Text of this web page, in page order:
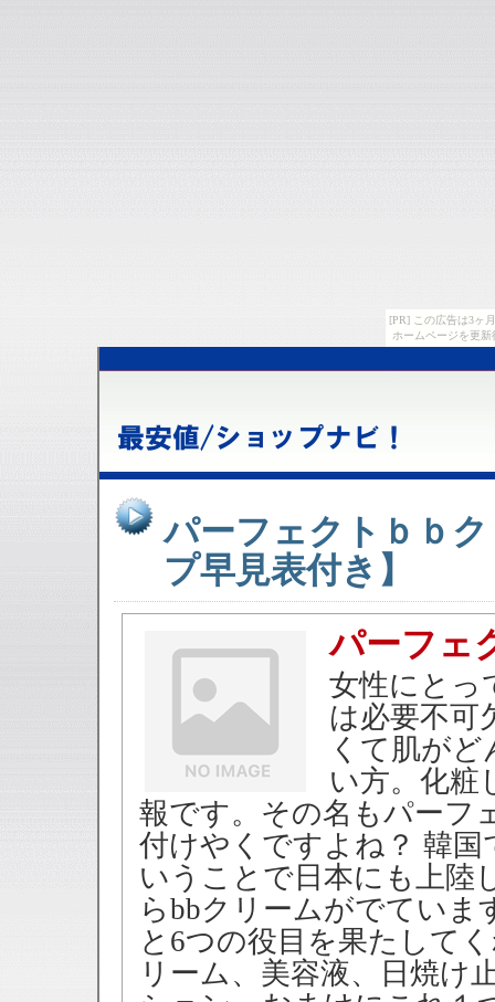
[PR] この広告は3ヶ
ホームページを更
パーフェクトｂｂ
プ早見表付き】
パーフェ
女性にとっ
は必要不可
くて肌が
い方。化粧
報です。その名もパーフ
付けやくですよね？ 韓
いうことで日本にも上陸
らbbクリームがでていま
と6つの役目を果たして
リーム、美容液、日焼け